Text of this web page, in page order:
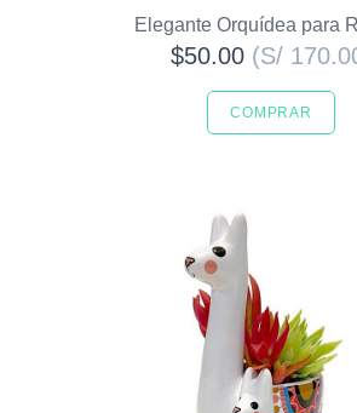
Elegante Orquídea para
$50.00 (S/
COMPRAR